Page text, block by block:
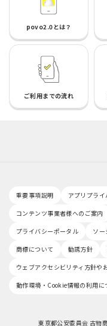
povo2.0とは？
ご利用までの流れ
重要事項説明 アプリプラ
コンテンツ事業者様へのご案内
プライバシーポータル
ソー
商標について
勧誘方針
ウェブアクセシビリティ方針や
動作環境・Cookie情報の利用に
東京都公安委員会 古物